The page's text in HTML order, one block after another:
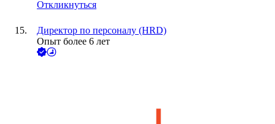
Откликнуться
Директор по персоналу (HRD)
Опыт более 6 лет